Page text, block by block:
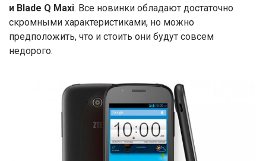
и Blade Q Maxi. Все новинки обладают достаточно
скромными характеристиками, но можно
предположить, что и стоить они будут совсем
недорого.